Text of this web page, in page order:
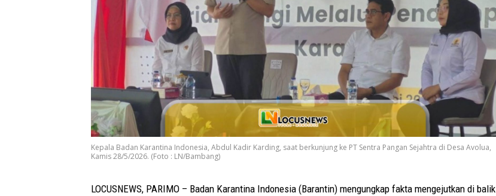
Kepala Badan Karantina Indonesia, Abdul Kadir Karding, saat berkunjung ke PT Sentra Pangan Sejahtra di Desa Avolua,
Kamis 28/5/2026. (Foto : LN/Bambang)
LOCUSNEWS, PARIMO – Badan Karantina Indonesia (Barantin) mengungkap fakta mengejutkan di balik